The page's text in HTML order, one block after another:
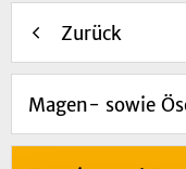
Zurück
Magen- sowie